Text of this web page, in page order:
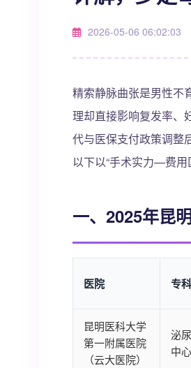
2026-05-06 06:02:03
精索静脉曲张是男性不
理却直接影响复发率、
代与医保支付政策调整
以下以“手术实力—费
一、2025年昆
医院 专
昆明医科大学
第一附属医院
（云大医院）
泌
中心